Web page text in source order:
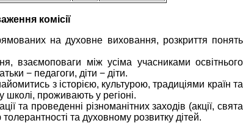
комісії
на духовне виховання, розкриття понять
взаємоповаги між усіма учасниками освітнього
− педагоги, діти − діти.
з історією, культурою, традиціями країн та
школі, проживають у регіоні.
та проведенні різноманітних заходів (акції, свята
та духовному розвитку дітей.